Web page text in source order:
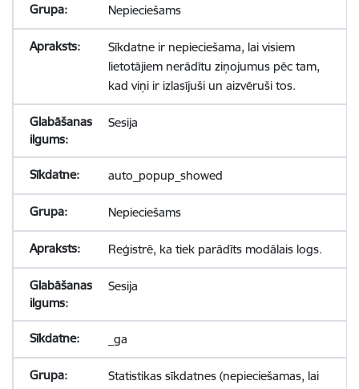
Nepieciešams
Sīkdatne ir nepieciešama, lai visiem
lietotājiem nerādītu ziņojumus pēc tam,
kad viņi ir izlasījuši un aizvēruši tos.
Sesija
auto_popup_showed
Nepieciešams
Reģistrē, ka tiek parādīts modālais logs.
Sesija
_ga
Statistikas sīkdatnes (nepieciešamas, lai